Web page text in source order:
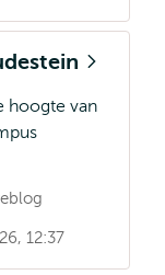
hoogte van
12:37